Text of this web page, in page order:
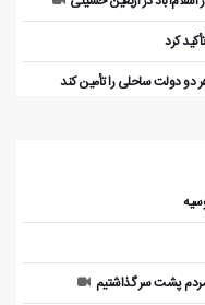
کرد
دو دولت ساحلی را تأمین کند
پشت سر گذاشتیم